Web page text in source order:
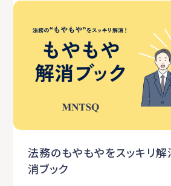
法務のもやもやをスッキリ解
消ブック